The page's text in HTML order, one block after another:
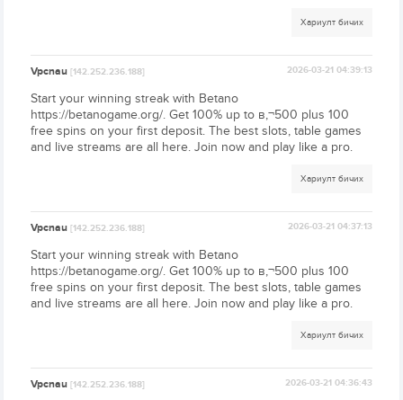
Хариулт бичих
Vpcnau[142.252.236.188] 2026-03-21 04:39:13
Start your winning streak with Betano
https://betanogame.org/. Get 100% up to в‚¬500 plus 100
free spins on your first deposit. The best slots, table games
and live streams are all here. Join now and play like a pro.
Хариулт бичих
Vpcnau[142.252.236.188] 2026-03-21 04:37:13
Start your winning streak with Betano
https://betanogame.org/. Get 100% up to в‚¬500 plus 100
free spins on your first deposit. The best slots, table games
and live streams are all here. Join now and play like a pro.
Хариулт бичих
Vpcnau[142.252.236.188] 2026-03-21 04:36:43